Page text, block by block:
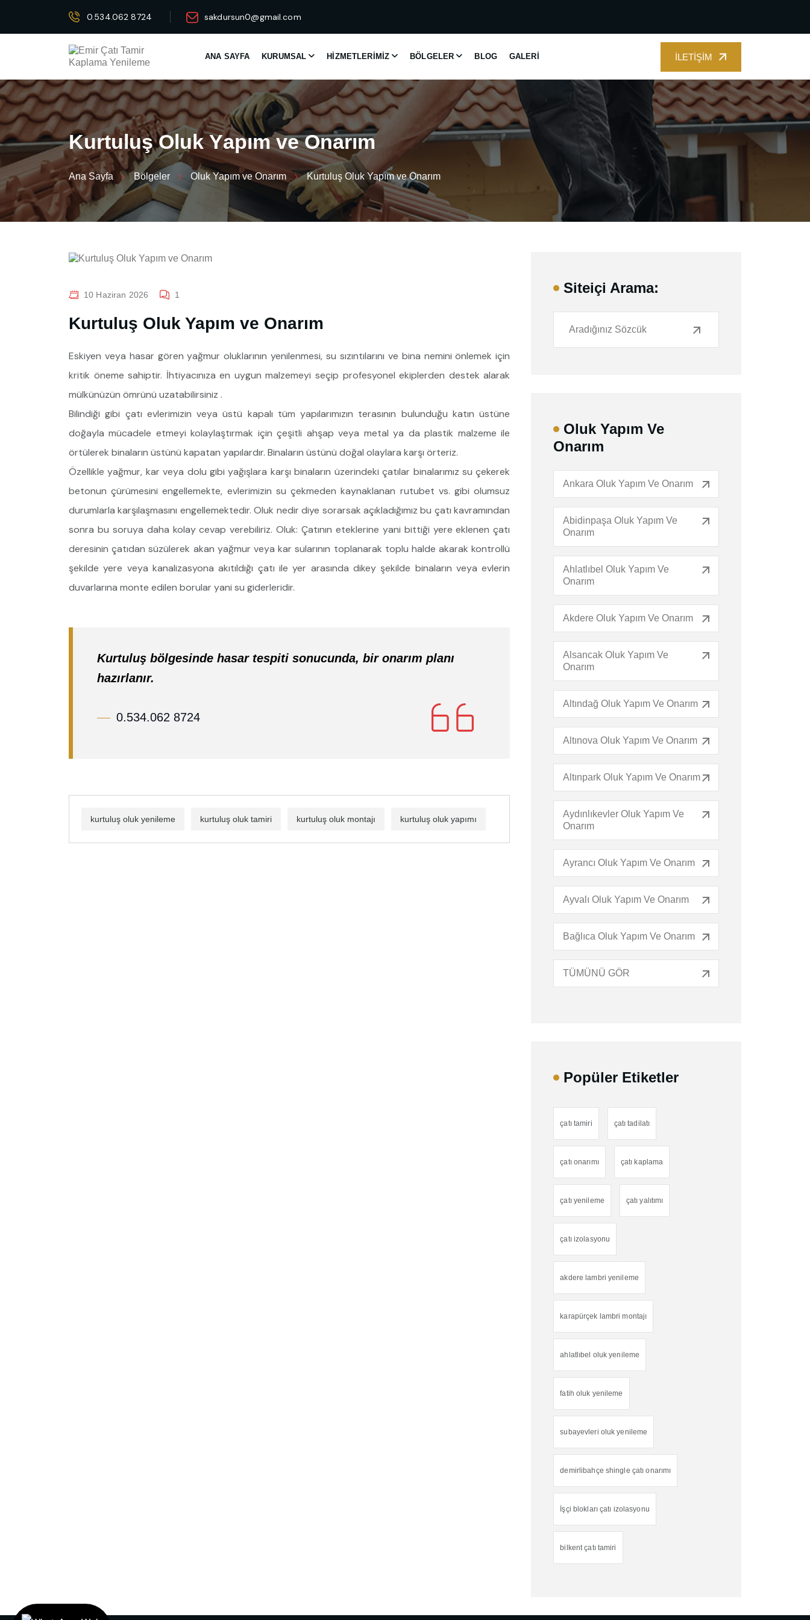
0.534.062 8724 sakdursun0@gmail.com
ANA SAYFA KURUMSAL HIZMETLERIMIZ BÖLGELER BLOG GALERI
İLETIŞIM
Kurtuluş Oluk Yapım ve Onarım
Ana Sayfa Bölgeler Oluk Yapım ve Onarım Kurtuluş Oluk Yapım ve Onarım
10 Haziran 2026 1
Kurtuluş Oluk Yapım ve Onarım
Eskiyen veya hasar gören yağmur oluklarının yenilenmesi, su sızıntılarını ve bina nemini önlemek için
kritik öneme sahiptir. İhtiyacınıza en uygun malzemeyi seçip profesyonel ekiplerden destek alarak
mülkünüzün ömrünü uzatabilirsiniz .
Bilindiği gibi çatı evlerimizin veya üstü kapalı tüm yapılarımızın terasının bulunduğu katın üstüne
doğayla mücadele etmeyi kolaylaştırmak için çeşitli ahşap veya metal ya da plastik malzeme ile
örtülerek binaların üstünü kapatan yapılardır. Binaların üstünü doğal olaylara karşı örteriz.
Özellikle yağmur, kar veya dolu gibi yağışlara karşı binaların üzerindeki çatılar binalarımız su çekerek
betonun çürümesini engellemekte, evlerimizin su çekmeden kaynaklanan rutubet vs. gibi olumsuz
durumlarla karşılaşmasını engellemektedir. Oluk nedir diye sorarsak açıkladığımız bu çatı kavramından
sonra bu soruya daha kolay cevap verebiliriz. Oluk: Çatının eteklerine yani bittiği yere eklenen çatı
deresinin çatıdan süzülerek akan yağmur veya kar sularının toplanarak toplu halde akarak kontrollü
şekilde yere veya kanalizasyona akıtıldığı çatı ile yer arasında dikey şekilde binaların veya evlerin
duvarlarına monte edilen borular yani su giderleridir.
Kurtuluş bölgesinde hasar tespiti sonucunda, bir onarım planı
hazırlanır.
0.534.062 8724
kurtuluş oluk yenileme kurtuluş oluk tamiri kurtuluş oluk montajı kurtuluş oluk yapımı
Siteiçi Arama:
Oluk Yapım Ve
Onarım
Ankara Oluk Yapım Ve Onarım
Abidinpaşa Oluk Yapım Ve
Onarım
Ahlatlıbel Oluk Yapım Ve
Onarım
Akdere Oluk Yapım Ve Onarım
Alsancak Oluk Yapım Ve
Onarım
Altındağ Oluk Yapım Ve Onarım
Altınova Oluk Yapım Ve Onarım
Altınpark Oluk Yapım Ve Onarım
Aydınlıkevler Oluk Yapım Ve
Onarım
Ayrancı Oluk Yapım Ve Onarım
Ayvalı Oluk Yapım Ve Onarım
Bağlıca Oluk Yapım Ve Onarım
TÜMÜNÜ GÖR
Popüler Etiketler
çatı tamiri çatı tadilatı
çatı onarımı çatı kaplama
çatı yenileme çatı yalıtımı
çatı izolasyonu
akdere lambri yenileme
karapürçek lambri montajı
ahlatlıbel oluk yenileme
fatih oluk yenileme
subayevleri oluk yenileme
demirlibahçe shingle çatı onarımı
İşçi blokları çatı izolasyonu
bilkent çatı tamiri